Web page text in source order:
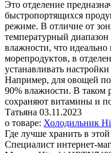
Это отделение
быстропортящихся
режиме. В отличие от
температурный
влажности, что
морепродуктов, в
устанавливать
Например, для овощей
90% влажности. В
сохраняют витамины и
Татьяна 03.11.2023
о товаре: Холодильник
Где лучше хранить в
Специалист интернет-